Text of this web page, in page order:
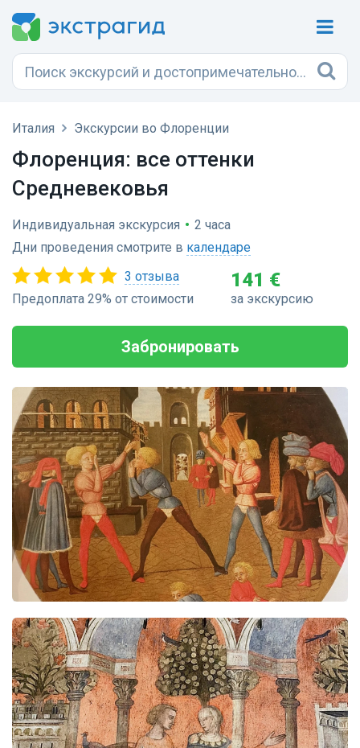
Италия Экскурсии во Флоренции
Флоренция: все оттенки
Средневековья
Индивидуальная экскурсия • 2 часа
Дни проведения смотрите в календаре
3 отзыва
Предоплата 29% от стоимости
141 €
за экскурсию
Забронировать